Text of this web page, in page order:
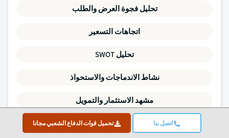
اتصل بنا تحميل قوات الدفاع الشعبي مجانا
تحليل فجوة العرض والطلب
اتجاهات التسعير
تحليل SWOT
نشاط الاندماجات والاستحواذ
مشهد الاستثمار والتمويل
ملفات الشركات